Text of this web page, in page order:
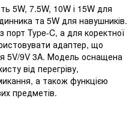
5W, 7.5W, 10W і 15W для
та 5W для навушників.
Type-C, а для коректної
адаптер, що
5V/9V 3A. Модель оснащена
від перегріву,
а також функцією
предметів.